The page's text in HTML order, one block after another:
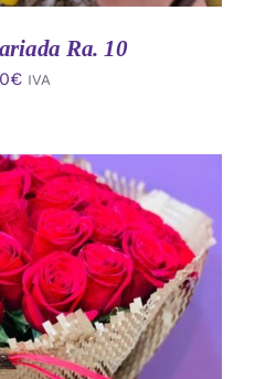
Ra. 10
€ IVA
/